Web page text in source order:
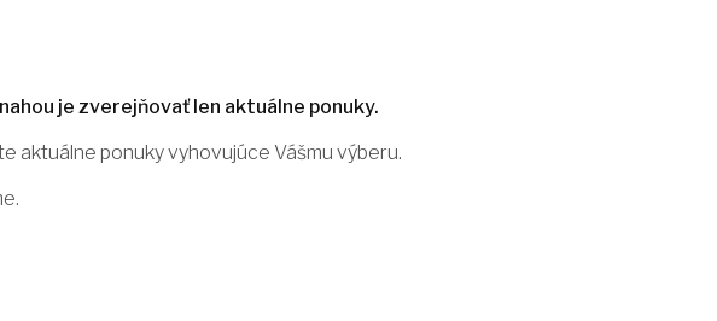
je zverejňovať len aktuálne ponuky.
aktuálne ponuky vyhovujúce Vášmu výberu.